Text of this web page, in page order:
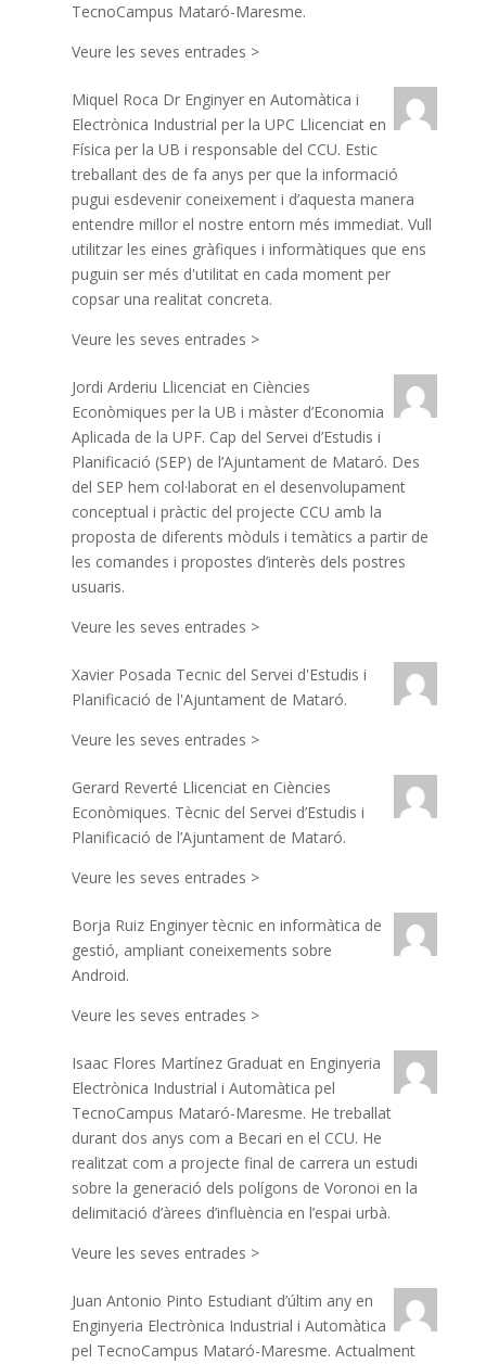
TecnoCampus Mataró-Maresme.
Veure les seves entrades >
Miquel Roca Dr Enginyer en Automàtica i
Electrònica Industrial per la UPC Llicenciat en
Física per la UB i responsable del CCU. Estic
treballant des de fa anys per que la informació
pugui esdevenir coneixement i d’aquesta manera
entendre millor el nostre entorn més immediat. Vull
utilitzar les eines gràfiques i informàtiques que ens
puguin ser més d'utilitat en cada moment per
copsar una realitat concreta.
Veure les seves entrades >
Jordi Arderiu Llicenciat en Ciències
Econòmiques per la UB i màster d’Economia
Aplicada de la UPF. Cap del Servei d’Estudis i
Planificació (SEP) de l’Ajuntament de Mataró. Des
del SEP hem col·laborat en el desenvolupament
conceptual i pràctic del projecte CCU amb la
proposta de diferents mòduls i temàtics a partir de
les comandes i propostes d’interès dels postres
usuaris.
Veure les seves entrades >
Xavier Posada Tecnic del Servei d'Estudis i
Planificació de l'Ajuntament de Mataró.
Veure les seves entrades >
Gerard Reverté Llicenciat en Ciències
Econòmiques. Tècnic del Servei d’Estudis i
Planificació de l’Ajuntament de Mataró.
Veure les seves entrades >
Borja Ruiz Enginyer tècnic en informàtica de
gestió, ampliant coneixements sobre
Android.
Veure les seves entrades >
Isaac Flores Martínez Graduat en Enginyeria
Electrònica Industrial i Automàtica pel
TecnoCampus Mataró-Maresme. He treballat
durant dos anys com a Becari en el CCU. He
realitzat com a projecte final de carrera un estudi
sobre la generació dels polígons de Voronoi en la
delimitació d’àrees d’influència en l’espai urbà.
Veure les seves entrades >
Juan Antonio Pinto Estudiant d’últim any en
Enginyeria Electrònica Industrial i Automàtica
pel TecnoCampus Mataró-Maresme. Actualment